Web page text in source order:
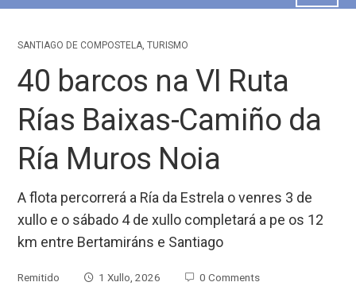
SANTIAGO DE COMPOSTELA,TURISMO
40 barcos na VI Ruta
Rías Baixas-Camiño da
Ría Muros Noia
A flota percorrerá a Ría da Estrela o venres 3 de
xullo e o sábado 4 de xullo completará a pe os 12
km entre Bertamiráns e Santiago
Remitido 1 Xullo, 2026
0 Comments